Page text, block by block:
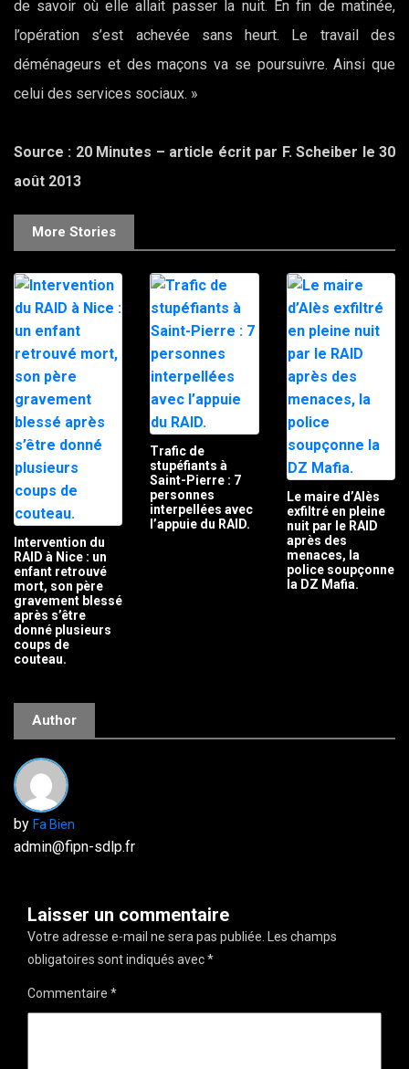
de savoir où elle allait passer la nuit. En fin de matinée,
l’opération s’est achevée sans heurt. Le travail des
déménageurs et des maçons va se poursuivre. Ainsi que
celui des services sociaux. »
Source : 20 Minutes – article écrit par F. Scheiber le 30
août 2013
More Stories
Intervention du
RAID à Nice : un
enfant retrouvé
mort, son père
gravement blessé
après s’être
donné plusieurs
coups de
couteau.
Trafic de
stupéfiants à
Saint-Pierre : 7
personnes
interpellées avec
l’appuie du RAID.
Le maire d’Alès
exfiltré en pleine
nuit par le RAID
après des
menaces, la
police soupçonne
la DZ Mafia.
Author
by Fa Bien
admin@fipn-sdlp.fr
Laisser un commentaire
Votre adresse e-mail ne sera pas publiée. Les champs
obligatoires sont indiqués avec*
Commentaire *